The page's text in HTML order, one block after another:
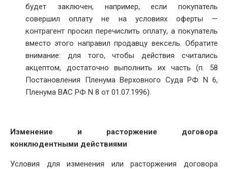
будет заключен, например, если покупатель
совершил оплату не на условиях оферты —
контрагент просил перечислить оплату, а покупатель
вместо этого направил продавцу вексель. Обратите
внимание: для того, чтобы действия считались
акцептом, достаточно выполнить их часть (п. 58
Постановления Пленума Верховного Суда РФ N 6,
Пленума ВАС РФ N 8 от 01.07.1996).
Изменение и расторжение договора
конклюдентными действиями
Условия для изменения или расторжения договора